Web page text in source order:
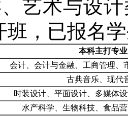
艺术与设
班，已报名
本科主打专业
会计、会计与金融、工商管理、
古典音乐、现代
时装设计、平面设计、多媒体
水产科学、生物科技、食品